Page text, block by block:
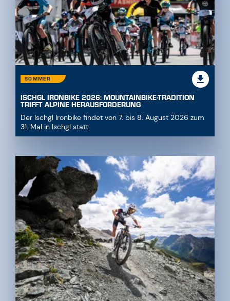
SOMMER
ISCHGL IRONBIKE 2026: MOUNTAINBIKE-TRADITION
TRIFFT ALPINE HERAUSFORDERUNG
Der Ischgl Ironbike findet von 7. bis 8. August 2026 zum
31. Mal in Ischgl statt.